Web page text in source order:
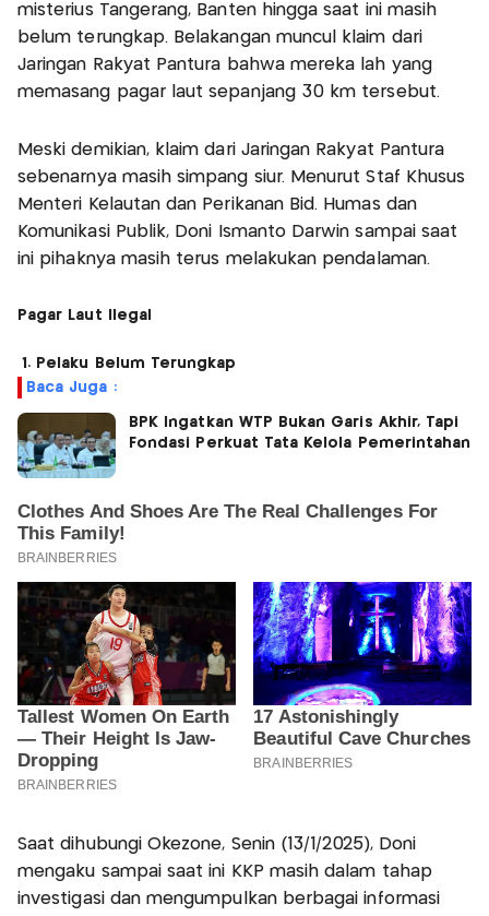
misterius Tangerang, Banten hingga saat ini masih
belum terungkap. Belakangan muncul klaim dari
Jaringan Rakyat Pantura bahwa mereka lah yang
memasang pagar laut sepanjang 30 km tersebut.
Meski demikian, klaim dari Jaringan Rakyat Pantura
sebenarnya masih simpang siur. Menurut Staf Khusus
Menteri Kelautan dan Perikanan Bid. Humas dan
Komunikasi Publik, Doni Ismanto Darwin sampai saat
ini pihaknya masih terus melakukan pendalaman.
Pagar Laut Ilegal
1. Pelaku Belum Terungkap
Baca Juga :
BPK Ingatkan WTP Bukan Garis Akhir, Tapi
Fondasi Perkuat Tata Kelola Pemerintahan
Saat dihubungi Okezone, Senin (13/1/2025), Doni
mengaku sampai saat ini KKP masih dalam tahap
investigasi dan mengumpulkan berbagai informasi